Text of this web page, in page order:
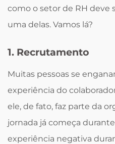
como o setor de RH deve
uma delas. Vamos lá?
1. Recrutamento
Muitas pessoas se
experiência do
ele, de fato, faz parte da
jornada já começa
experiência negativa